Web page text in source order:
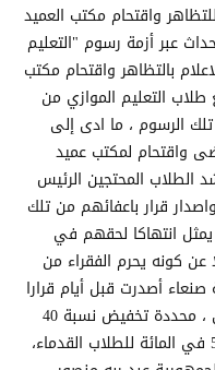
واقتحام مكتب العميد
عبر أزمة رسوم "التعليم
بالتظاهر واقتحام مكتب
التعليم الموازي من
الرسوم ، ما ادى إلى
واقتحام لمكتب عميد
الطلاب المحتجين الرئيس
قرار باعفائهم من تلك
يمثل انتهاكا لحقهم في
عن كونه يحرم الفقراء من
أصدرت قبل أيام قرارا
بشأن تحديد نسبة رسوم التعليم الموازي ، محددة تخفيض نسبة 40
في المائة من الرسوم للطلاب الجدد و50 في المائة للطلاب القدماء،